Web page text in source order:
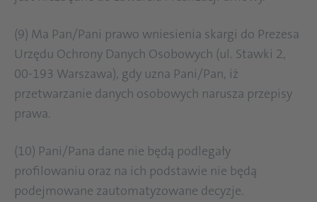
(9) Ma Pan/Pani prawo wniesienia skargi do Prezesa
Urzędu Ochrony Danych Osobowych (ul. Stawki 2,
00-193 Warszawa), gdy uzna Pani/Pan, iż
przetwarzanie danych osobowych narusza przepisy
prawa.
(10) Pani/Pana dane nie będą podlegały
profilowaniu oraz na ich podstawie nie będą
podejmowane zautomatyzowane decyzje.